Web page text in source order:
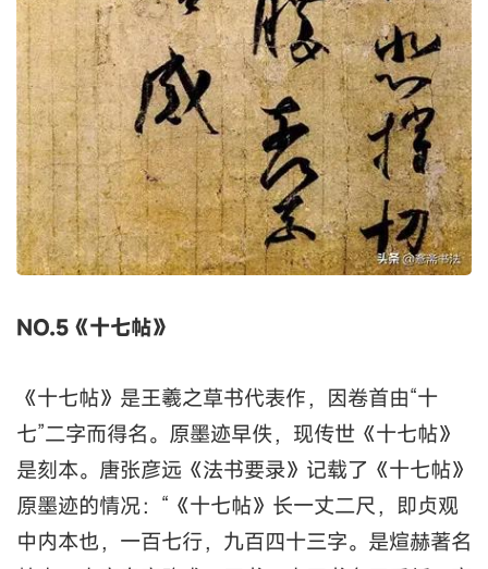
NO.5《十七帖》
《十七帖》是王羲之草书代表作，因卷首由“十
七”二字而得名。原墨迹早佚，现传世《十七帖》
是刻本。唐张彦远《法书要录》记载了《十七帖》
原墨迹的情况：“《十七帖》长一丈二尺，即贞观
中内本也，一百七行，九百四十三字。是煊赫著名